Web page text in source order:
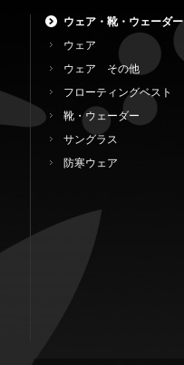
ウェア・靴・ウェーダー
ウェア
ウェア その他
フローティングベスト
靴・ウェーダー
サングラス
防寒ウェア